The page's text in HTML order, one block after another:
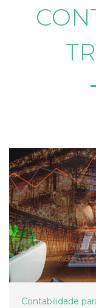
Contabilidade